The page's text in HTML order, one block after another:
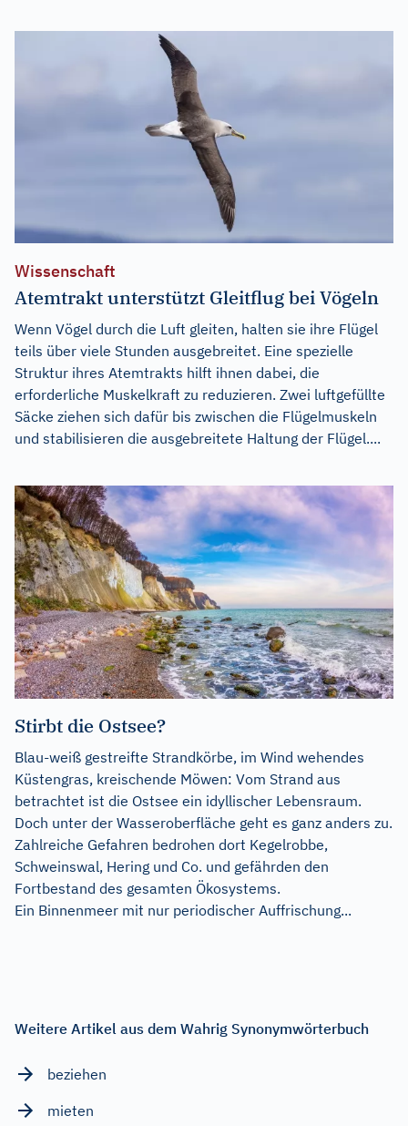
Wissenschaft
Atemtrakt unterstützt Gleitflug bei Vögeln
Wenn Vögel durch die Luft gleiten, halten sie ihre Flügel
teils über viele Stunden ausgebreitet. Eine spezielle
Struktur ihres Atemtrakts hilft ihnen dabei, die
erforderliche Muskelkraft zu reduzieren. Zwei luftgefüllte
Säcke ziehen sich dafür bis zwischen die Flügelmuskeln
und stabilisieren die ausgebreitete Haltung der Flügel....
Stirbt die Ostsee?
Blau-weiß gestreifte Strandkörbe, im Wind wehendes
Küstengras, kreischende Möwen: Vom Strand aus
betrachtet ist die Ostsee ein idyllischer Lebensraum.
Doch unter der Wasseroberfläche geht es ganz anders zu.
Zahlreiche Gefahren bedrohen dort Kegelrobbe,
Schweinswal, Hering und Co. und gefährden den
Fortbestand des gesamten Ökosystems.
Ein Binnenmeer mit nur periodischer Auffrischung...
Weitere Artikel aus dem Wahrig Synonymwörterbuch
beziehen
mieten